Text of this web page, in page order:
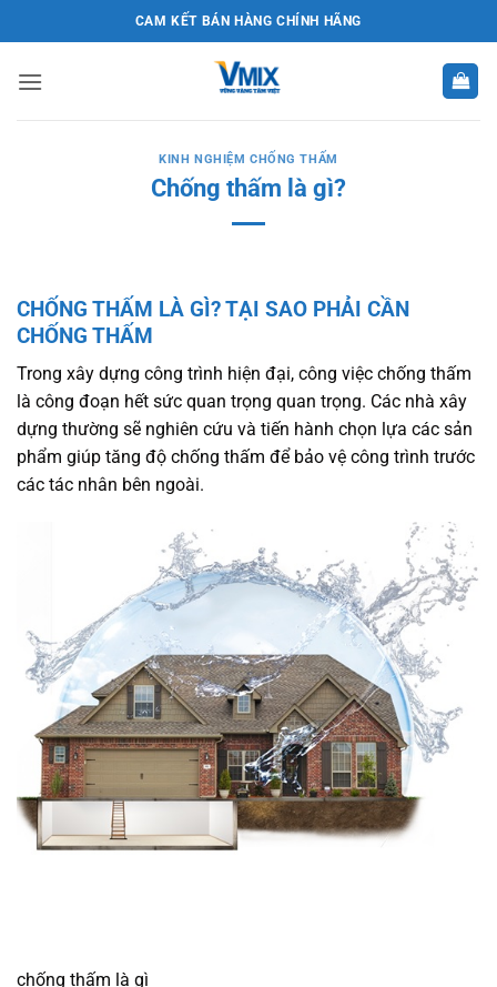
qua
dung
CAM KẾT BÁN HÀNG CHÍNH HÃNG
KINH NGHIỆM CHỐNG THẤM
Chống thấm là gì?
CHỐNG THẤM LÀ GÌ?TẠI SAO PHẢI CẦN
CHỐNG THẤM
Trong xây dựng công trình hiện đại, công việc chống thấm
là công đoạn hết sức quan trọng quan trọng. Các nhà xây
dựng thường sẽ nghiên cứu và tiến hành chọn lựa các sản
phẩm giúp tăng độ chống thấm để bảo vệ công trình trước
các tác nhân bên ngoài.
chống thấm là gì